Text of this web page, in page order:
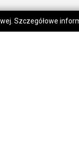
Szczegółowe